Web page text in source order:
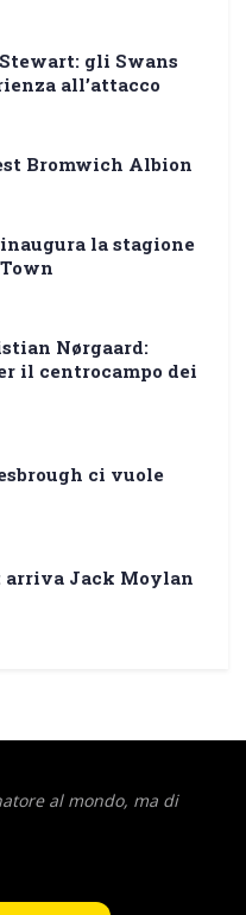
gli Swans
all’attacco
Bromwich Albion
la stagione
Nørgaard:
il centrocampo dei
ci vuole
arriva Jack Moylan
al mondo, ma di